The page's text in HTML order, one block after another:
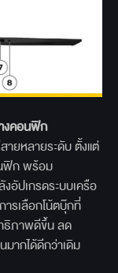
งคอนฟิก
ายหลายระดับ ตั้งแต่
ฟิก พร้อม
อัปเกรดระบบเครือ
ารเลือกโน้ตบุ๊กที่
ธิภาพดีขึ้น ลด
ากได้ดีกว่าเดิม